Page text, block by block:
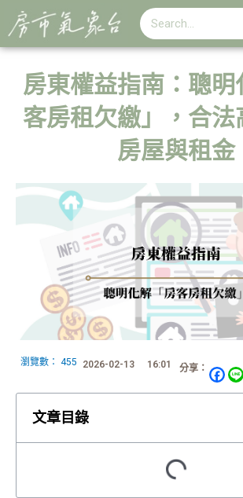
搜
尋
房東權益指南：聰明
客房租欠繳」，合法
房屋與租金
瀏覽數： 455 2026-02-13 16:01 分享：
文章目錄